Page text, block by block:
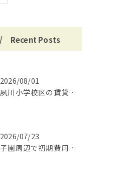
Recent Posts
2026/08/01
北夙川小学校区の賃貸と仲介手数料無料の魅力
2026/07/23
甲子園周辺で初期費用安く賃貸探し